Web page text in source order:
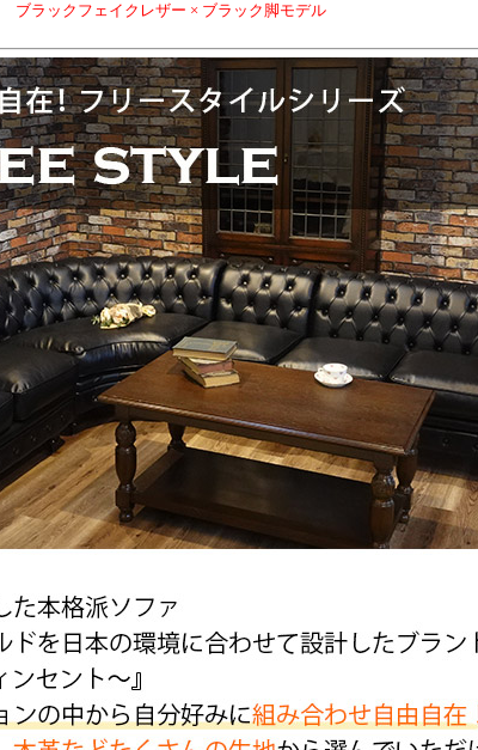
ブラックフェイクレザー × ブラック脚モデル